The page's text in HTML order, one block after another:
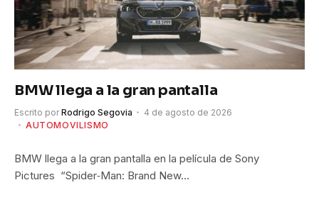
BMW llega a la gran pantalla
Escrito por Rodrigo Segovia
4 de agosto de 2026
AUTOMOVILISMO
BMW llega a la gran pantalla en la película de Sony
Pictures “Spider‑Man: Brand New…